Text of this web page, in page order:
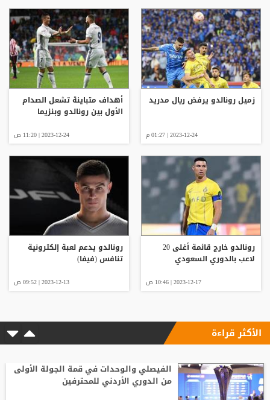
زميل رونالدو يرفض ريال مدريد
2023-12-24 | 01:27 م
أهداف متباينة تشعل الصدام
الأول بين رونالدو وبنزيما
2023-12-24 | 11:20 ص
رونالدو خارج قائمة أغلى 20
لاعب بالدوري السعودي
2023-12-17 | 10:46 ص
رونالدو يدعم لعبة إلكترونية
تنافس (فيفا)
2023-12-13 | 09:52 ص
الأكثر قراءة
الفيصلي والوحدات في قمة الجولة الأولى
من الدوري الأردني للمحترفين